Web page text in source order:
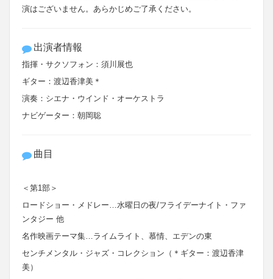
演はございません。あらかじめご了承ください。
出演者情報
指揮・サクソフォン：須川展也
ギター：渡辺香津美＊
演奏：シエナ・ウインド・オーケストラ
ナビゲーター：朝岡聡
曲目
＜第1部＞
ロードショー・メドレー…水曜日の夜/フライデーナイト・ファ
ンタジー 他
名作映画テーマ集…ライムライト、慕情、エデンの東
センチメンタル・ジャズ・コレクション（＊ギター：渡辺香津
美）